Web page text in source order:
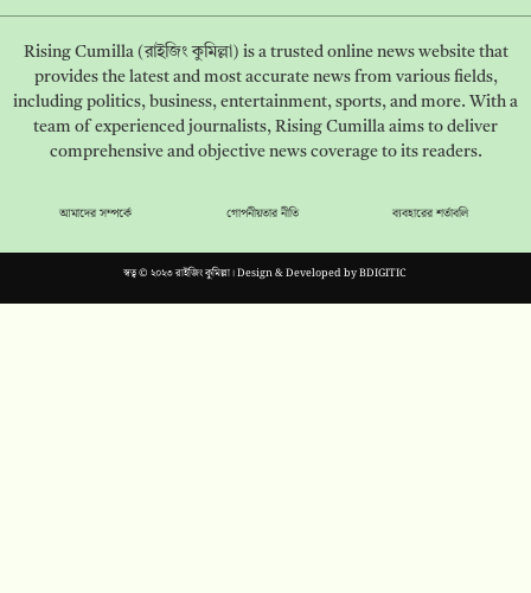
Rising Cumilla (রাইজিং কুমিল্লা) is a trusted online news website that
provides the latest and most accurate news from various fields,
including politics, business, entertainment, sports, and more. With a
team of experienced journalists, Rising Cumilla aims to deliver
comprehensive and objective news coverage to its readers.
আমাদের সম্পর্কে গোপনীয়তার নীতি ব্যবহারের শর্তাবলি
স্বত্ব © ২০২৩ রাইজিং কুমিল্লা। Design & Developed byBDIGITIC